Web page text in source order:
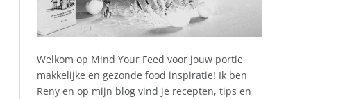
Welkom op Mind Your Feed voor jouw portie
makkelijke en gezonde food inspiratie! Ik ben
Reny en op mijn blog vind je recepten, tips en